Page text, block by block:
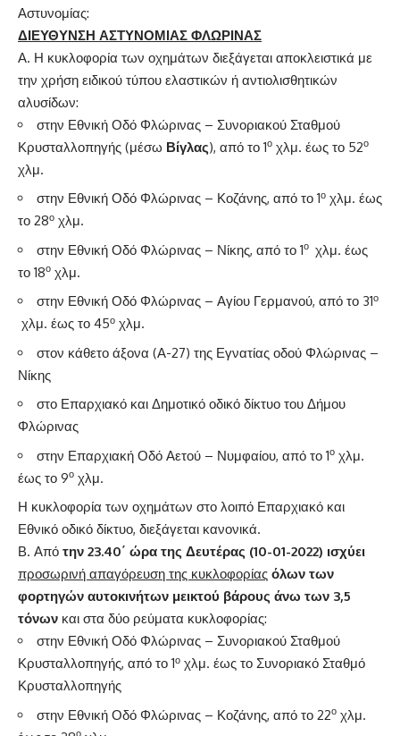
Αστυνομίας:
ΔΙΕΥΘΥΝΣΗ ΑΣΤΥΝΟΜΙΑΣ ΦΛΩΡΙΝΑΣ
Α. Η κυκλοφορία των οχημάτων διεξάγεται αποκλειστικά με
την χρήση ειδικού τύπου ελαστικών ή αντιολισθητικών
αλυσίδων:
στην Εθνική Οδό Φλώρινας – Συνοριακού Σταθμού
Κρυσταλλοπηγής (μέσω Βίγλας), από το 1ο χλμ. έως το 52ο
χλμ.
στην Εθνική Οδό Φλώρινας – Κοζάνης, από το 1ο χλμ. έως
το 28ο χλμ.
στην Εθνική Οδό Φλώρινας – Νίκης, από το 1ο χλμ. έως
το 18ο χλμ.
στην Εθνική Οδό Φλώρινας – Αγίου Γερμανού, από το 31ο
χλμ. έως το 45ο χλμ.
στον κάθετο άξονα (Α-27) της Εγνατίας οδού Φλώρινας –
Νίκης
στο Επαρχιακό και Δημοτικό οδικό δίκτυο του Δήμου
Φλώρινας
στην Επαρχιακή Οδό Αετού – Νυμφαίου, από το 1ο χλμ.
έως το 9ο χλμ.
Η κυκλοφορία των οχημάτων στο λοιπό Επαρχιακό και
Εθνικό οδικό δίκτυο, διεξάγεται κανονικά.
Β. Από την 23.40΄ ώρα της Δευτέρας (10-01-2022) ισχύει
προσωρινή απαγόρευση της κυκλοφορίας όλων των
φορτηγών αυτοκινήτων μεικτού βάρους άνω των 3,5
τόνων και στα δύο ρεύματα κυκλοφορίας:
στην Εθνική Οδό Φλώρινας – Συνοριακού Σταθμού
Κρυσταλλοπηγής, από το 1ο χλμ. έως το Συνοριακό Σταθμό
Κρυσταλλοπηγής
στην Εθνική Οδό Φλώρινας – Κοζάνης, από το 22ο χλμ.
ο